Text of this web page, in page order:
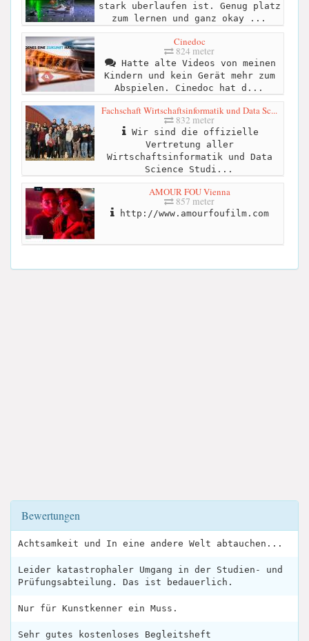
stark uberlaufen ist. Genug platz
zum lernen und ganz okay ...
Cinedoc
824 meter
Hatte alte Videos von meinen
Kindern und kein Gerät mehr zum
Abspielen. Cinedoc hat d...
Fachschaft Wirtschaftsinformatik und Data Sc...
832 meter
Wir sind die offizielle
Vertretung aller
Wirtschaftsinformatik und Data
Science Studi...
AMOUR FOU Vienna
857 meter
http://www.amourfoufilm.com
Bewertungen
Achtsamkeit und In eine andere Welt abtauchen...
Leider katastrophaler Umgang in der Studien- und
Prüfungsabteilung. Das ist bedauerlich.
Nur für Kunstkenner ein Muss.
Sehr gutes kostenloses Begleitsheft